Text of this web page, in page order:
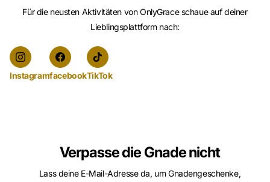
Für die neusten Aktivitäten von OnlyGrace schaue auf deiner
Lieblingsplattform nach:
InstagramfacebookTikTok
Verpasse die Gnade nicht
Lass deine E-Mail-Adresse da, um Gnadengeschenke,